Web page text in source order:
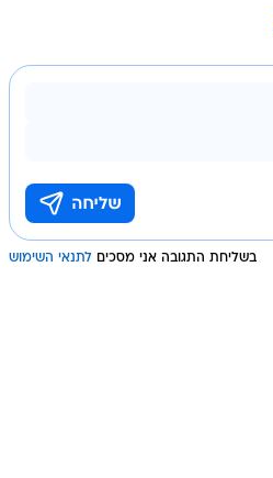
בשליחת התגובה אני מסכים לתנאי השימוש